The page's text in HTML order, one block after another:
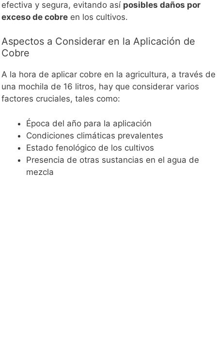
efectiva y segura, evitando así posibles daños por
exceso de cobre en los cultivos.
Aspectos a Considerar en la Aplicación de
Cobre
A la hora de aplicar cobre en la agricultura, a través de
una mochila de 16 litros, hay que considerar varios
factores cruciales, tales como:
Época del año para la aplicación
Condiciones climáticas prevalentes
Estado fenológico de los cultivos
Presencia de otras sustancias en el agua de
mezcla